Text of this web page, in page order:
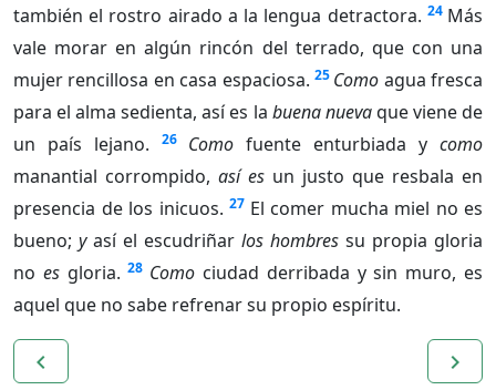
también el rostro airado a la lengua detractora. 24 Más
vale morar en algún rincón del terrado, que con una
mujer rencillosa en casa espaciosa. 25 Como agua fresca
para el alma sedienta, así es la buena nuevaque viene de
un país lejano.
26 Como fuente enturbiada y como
manantial corrompido, así es un justo que resbala en
presencia de los inicuos. 27 El comer mucha miel no es
bueno; yasí el escudriñar los hombres su propia gloria
no esgloria. 28 Como ciudad derribada y sin muro, es
aquel que no sabe refrenar su propio espíritu.
navigate_before navigate_next